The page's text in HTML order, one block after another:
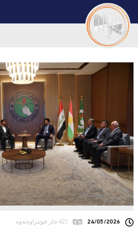
24/05/2026 425 جار خوێنراوەتەوە